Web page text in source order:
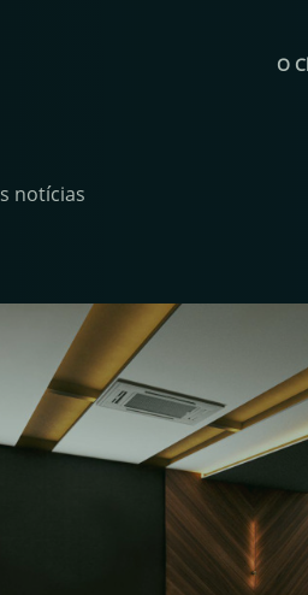
O
notícias